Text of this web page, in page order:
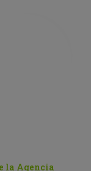
la Agencia